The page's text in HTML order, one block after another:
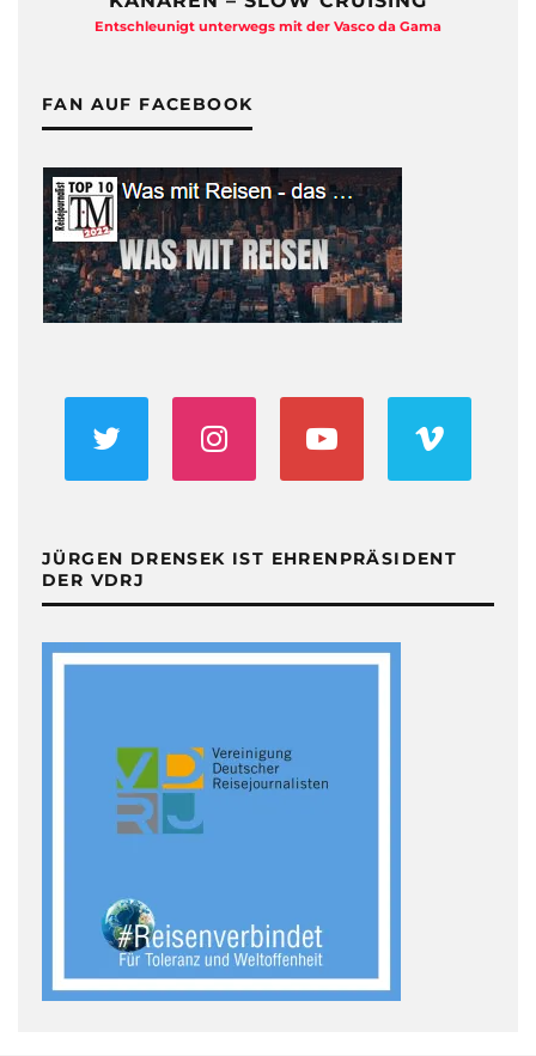
Entschleunigt unterwegs mit der Vasco da Gama
FAN AUF FACEBOOK
JÜRGEN DRENSEK IST EHRENPRÄSIDENT
DER VDRJ